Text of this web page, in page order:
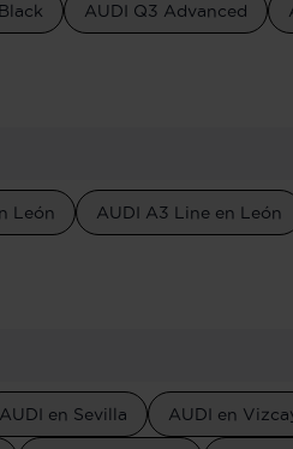
AUDI Q3 Advanced
León AUDI A3 Line en León
AUDI en Sevilla AUDI en